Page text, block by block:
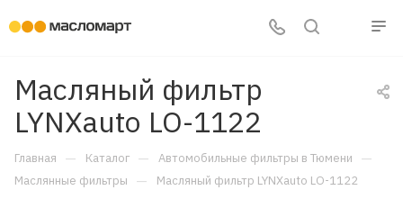
Масляный фильтр
LYNXauto LO-1122
Главная — Каталог — Автомобильные фильтры в Тюмени —
Маслянные фильтры — Масляный фильтр LYNXauto LO-1122